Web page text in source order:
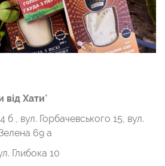
від Хати"
б , вул. Горбачевського 15, вул.
69 а
Глибока 10